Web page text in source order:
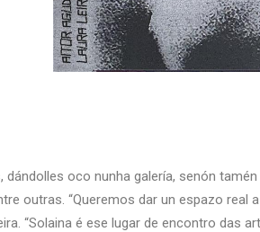
oco nunha galería, senón
outras. “Queremos dar un espazo real
“Solaina é ese lugar de encontro das